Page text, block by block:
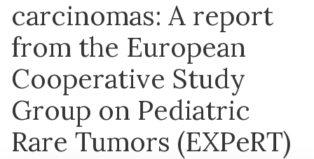
carcinomas: A report
from the European
Cooperative Study
Group on Pediatric
Rare Tumors (EXPeRT)